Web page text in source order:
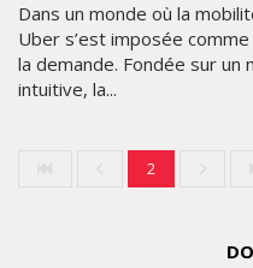
Dans un monde où la
Uber s’est imposée
la demande. Fondée sur un
intuitive, la...
2